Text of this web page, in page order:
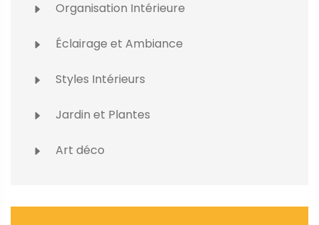
Organisation Intérieure
Éclairage et Ambiance
Styles Intérieurs
Jardin et Plantes
Art déco